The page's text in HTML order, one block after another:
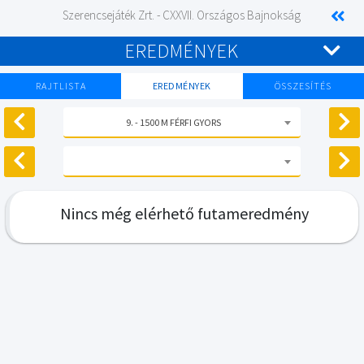
Szerencsejáték Zrt. - CXXVII. Országos Bajnokság
EREDMÉNYEK
RAJTLISTA EREDMÉNYEK ÖSSZESÍTÉS
9. - 1500 M FÉRFI GYORS
Nincs még elérhető futameredmény